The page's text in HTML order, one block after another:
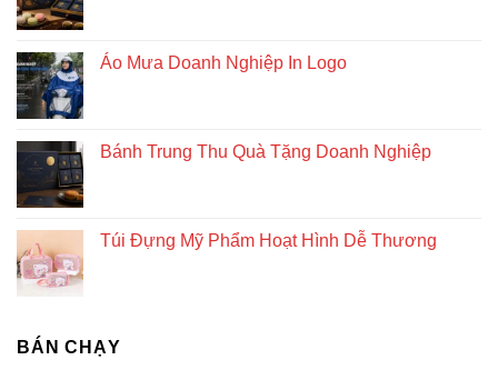
Áo Mưa Doanh Nghiệp In Logo
Bánh Trung Thu Quà Tặng Doanh Nghiệp
Túi Đựng Mỹ Phẩm Hoạt Hình Dễ Thương
BÁN CHẠY